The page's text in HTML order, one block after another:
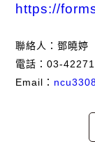
https://
聯絡人：鄧曉婷
電話：03-
Email ：